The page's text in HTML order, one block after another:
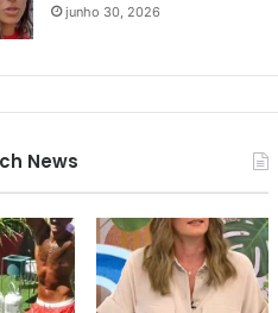
junho 30, 2026
News